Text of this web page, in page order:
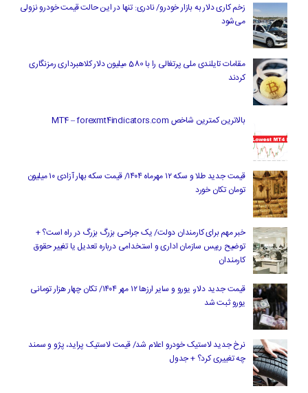
زخم کاری دلار به بازار خودرو/ نادری: تنها در این حالت قیمت خودرو نزولی
می‌شود
مقامات تایلندی ملی پرتغالی را با 580 میلیون دلار کلاهبرداری رمزنگاری
کردند
بالاترین کمترین شاخص MT4 – forexmt4indicators.com
قیمت جدید طلا و سکه ۱۲ مهرماه ۱۴۰۴/ قیمت سکه بهار آزادی ۱۰ میلیون
تومان تکان خورد
خبر مهم برای کارمندان دولت/ یک جراحی بزرگ بزرگ در راه است؟ +
توضیح رییس سازمان اداری و استخدامی درباره تعدیل یا تغییر حقوق
کارمندان
قیمت جدید دلار، یورو و سایر ارزها ۱۲ مهر ۱۴۰۴/ تکان چهار هزار تومانی
یورو ثبت شد
نرخ جدید لاستیک خودرو اعلام شد/ قیمت لاستیک پراید، پژو و سمند
چه تغییری کرد؟ + جدول